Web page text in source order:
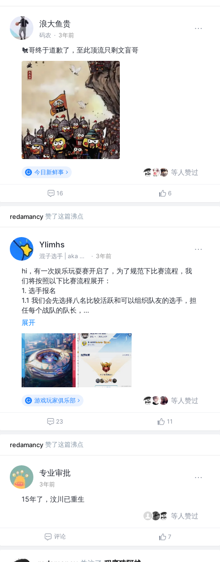
浪大鱼贵
码农 · 3年前
🐔哥终于道歉了，至此顶流只剩文盲哥
今日新鲜事 等人赞过
16 6
redamancy 赞了这篇沸点
Ylimhs
混子选手 | aka 邦妮6号 | 沸点客不服君 @mofish · 3年前
hi，有一次娱乐玩耍赛开启了，为了规范下比赛流程，我
们将按照以下比赛流程展开：
1. 选手报名
1.1 我们会先选择八名比较活跃和可以组织队友的选手，担
任每个战队的队长，…
展开
游戏玩家俱乐部 等人赞过
23 11
redamancy 赞了这篇沸点
专业审批
3年前
15年了，汶川已重生
等人赞过
评论 7